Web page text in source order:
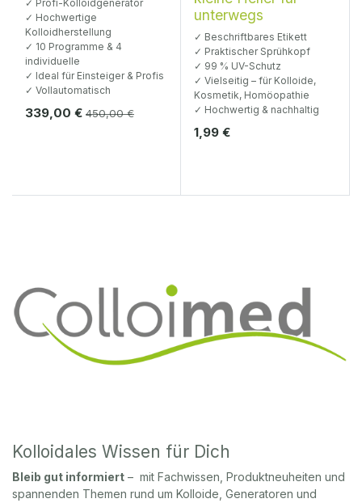
✓ Profi-Kolloidgenerator
✓ Hochwertige
Kolloidherstellung
✓ 10 Programme & 4
individuelle
✓ Ideal für Einsteiger & Profis
✓ Vollautomatisch
339,00 € 450,00€
unterwegs
✓ Beschriftbares Etikett
✓ Praktischer Sprühkopf
✓ 99 % UV-Schutz
✓ Vielseitig – für Kolloide,
Kosmetik, Homöopathie
✓ Hochwertig & nachhaltig
1,99€
Kolloidales Wissen für Dich
Bleib gut informiert – mit Fachwissen, Produktneuheiten und
spannenden Themen rund um Kolloide, Generatoren und